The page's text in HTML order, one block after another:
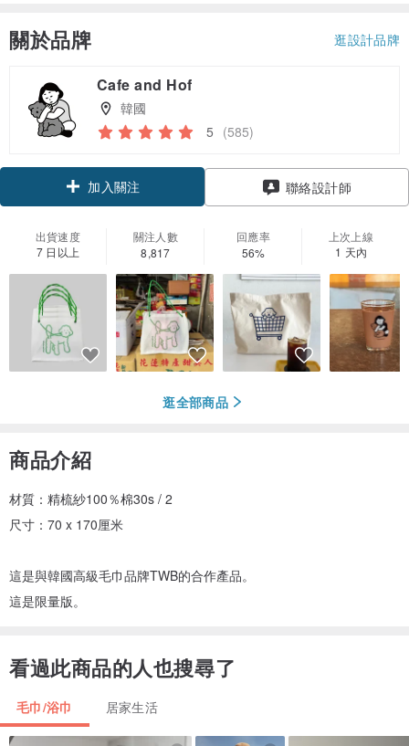
關於品牌 逛設計品牌
Cafe and Hof
韓國
5 (585)
加入關注 聯絡設計師
出貨速度
7 日以上
關注人數
8,817
回應率
56%
上次上線
1 天內
逛全部商品
商品介紹
材質：精梳紗100％棉30s / 2
尺寸：70 x 170厘米
這是與韓國高級毛巾品牌TWB的合作產品。
這是限量版。
看過此商品的人也搜尋了
毛巾/浴巾 居家生活